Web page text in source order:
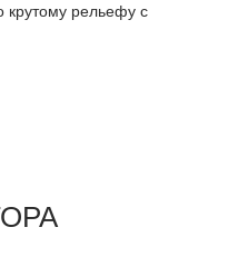
крутому рельефу с